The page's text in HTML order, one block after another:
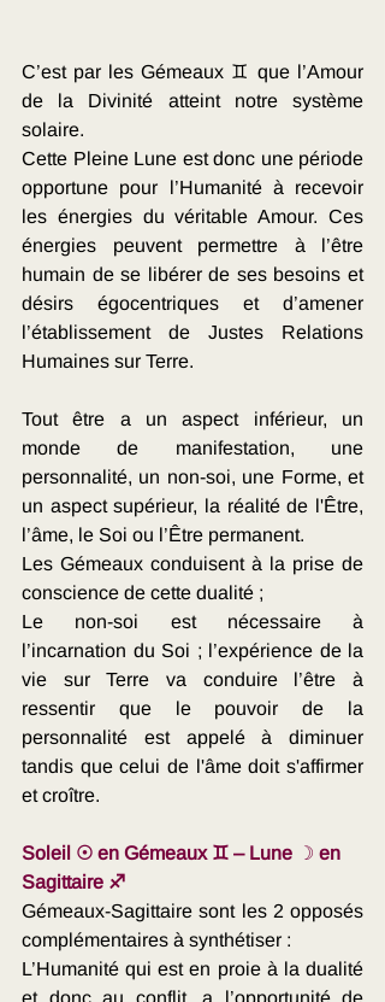
C’est par les Gémeaux ♊ que l’Amour
de la Divinité atteint notre système
solaire.
Cette Pleine Lune est donc une période
opportune pour l’Humanité à recevoir
les énergies du véritable Amour. Ces
énergies peuvent permettre à l’être
humain de se libérer de ses besoins et
désirs égocentriques et d’amener
l’établissement de Justes Relations
Humaines sur Terre.
Tout être a un aspect inférieur, un
monde de manifestation, une
personnalité, un non-soi, une Forme, et
un aspect supérieur, la réalité de l'Être,
l’âme, le Soi ou l’Être permanent.
Les Gémeaux conduisent à la prise de
conscience de cette dualité ;
Le non-soi est nécessaire à
l’incarnation du Soi ; l’expérience de la
vie sur Terre va conduire l’être à
ressentir que le pouvoir de la
personnalité est appelé à diminuer
tandis que celui de l'âme doit s'affirmer
et croître.
Soleil ☉ en Gémeaux ♊ – Lune ☽ en
Sagittaire ♐
Gémeaux-Sagittaire sont les 2 opposés
complémentaires à synthétiser :
L’Humanité qui est en proie à la dualité
et donc au conflit, a l’opportunité de